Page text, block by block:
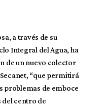
a través de su
Integral del Agua, ha
de un nuevo colector
“que permitirá
problemas de emboce
del centro de